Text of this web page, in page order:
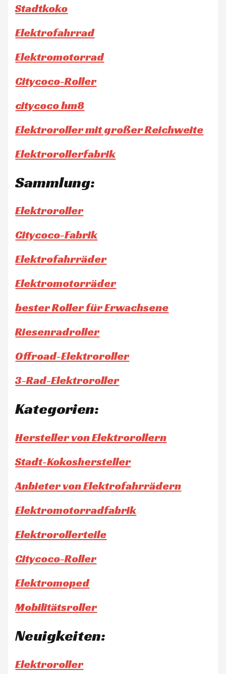
Stadtkoko
Elektrofahrrad
Elektromotorrad
Citycoco-Roller
citycoco hm8
Elektroroller mit großer Reichweite
Elektrorollerfabrik
Sammlung:
Elektroroller
Citycoco-Fabrik
Elektrofahrräder
Elektromotorräder
bester Roller für Erwachsene
Riesenradroller
Offroad-Elektroroller
3-Rad-Elektroroller
Kategorien:
Hersteller von Elektrorollern
Stadt-Kokoshersteller
Anbieter von Elektrofahrrädern
Elektromotorradfabrik
Elektrorollerteile
Citycoco-Roller
Elektromoped
Mobilitätsroller
Neuigkeiten:
Elektroroller